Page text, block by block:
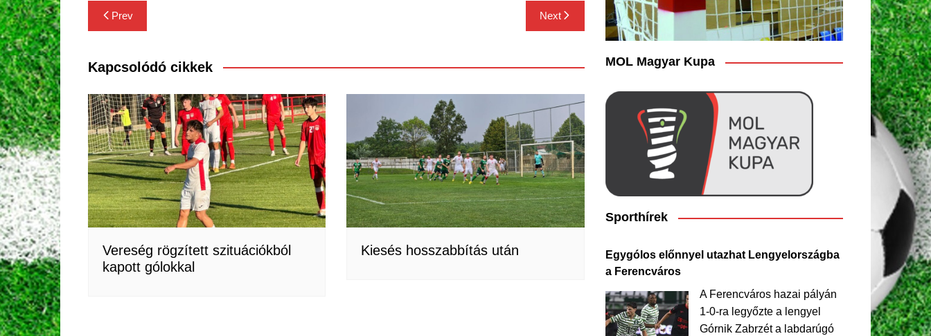
Bejegyzés
navigáció
Prev Next
Kapcsolódó cikkek
Vereség rögzített szituációkból
kapott gólokkal
Kiesés hosszabbítás után
MOL Magyar Kupa
Sporthírek
Egygólos előnnyel utazhat Lengyelországba
a Ferencváros
A Ferencváros hazai pályán
1-0-ra legyőzte a lengyel
Górnik Zabrzét a labdarúgó